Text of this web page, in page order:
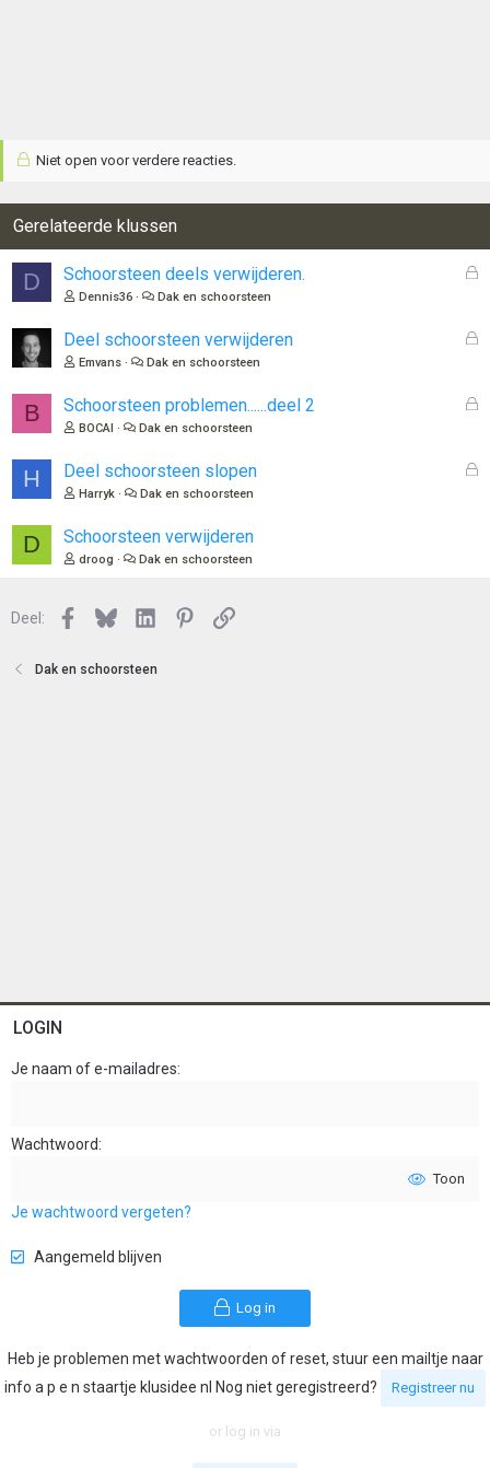
Niet open voor verdere reacties.
Gerelateerde klussen
D
G
l
n
Schoorsteen deels verwijderen.
Dennis36 Dak en schoorsteen
G
l
n
Deel schoorsteen verwijderen
Emvans Dak en schoorsteen
B
G
l
Schoorsteen problemen......deel 2
BOCAl Dak en schoorsteen
H
G
Deel schoorsteen slopen
Harryk Dak en schoorsteen
D Schoorsteen verwijderen
droog Dak en schoorsteen
Deel: Facebook
BlueskyLinkedInPinterest
Link
Dak en schoorsteen
LOGIN
Je naam of e-mailadres
Wachtwoord
Toon
Je wachtwoord vergeten?
Aangemeld blijven
Log in
Heb je problemen met wachtwoorden of reset, stuur een mailtje naar
info a p e n staartje klusidee nl Nog niet geregistreerd?
Registreer nu
or log in via